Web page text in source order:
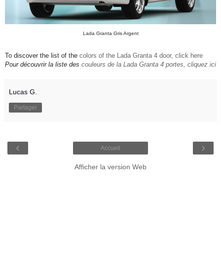
Lada Granta Gris Argent
To discover the list of the colors of the Lada Granta 4 door, click here
Pour découvrir la liste des couleurs de la Lada Granta 4 portes, cliquez ici
Lucas G.
Partager
‹ ›
Accueil
Afficher la version Web